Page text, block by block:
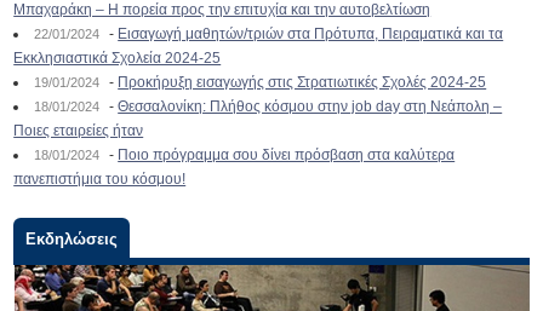
Μπαχαράκη – Η πορεία προς την επιτυχία και την αυτοβελτίωση
22/01/2024 - Εισαγωγή μαθητών/τριών στα Πρότυπα, Πειραματικά και τα
Εκκλησιαστικά Σχολεία 2024-25
19/01/2024 - Προκήρυξη εισαγωγής στις Στρατιωτικές Σχολές 2024-25
18/01/2024 -Θεσσαλονίκη: Πλήθος κόσμου στην job day στη Νεάπολη –
Ποιες εταιρείες ήταν
18/01/2024 - Ποιο πρόγραμμα σου δίνει πρόσβαση στα καλύτερα
πανεπιστήμια του κόσμου!
Εκδηλώσεις